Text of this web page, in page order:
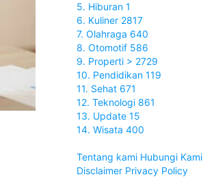
5. Hiburan 1
6. Kuliner 2817
7. Olahraga 640
8. Otomotif 586
9. Properti > 2729
10. Pendidikan 119
11. Sehat 671
12. Teknologi 861
13. Update 15
14. Wisata 400
Tentang kami Hubungi Kami
Disclaimer Privacy Policy